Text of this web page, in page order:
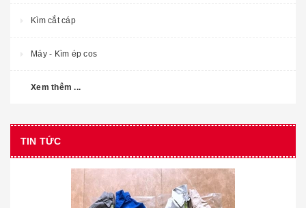
Kìm cắt cáp
Máy - Kìm ép cos
Xem thêm ...
TIN TỨC